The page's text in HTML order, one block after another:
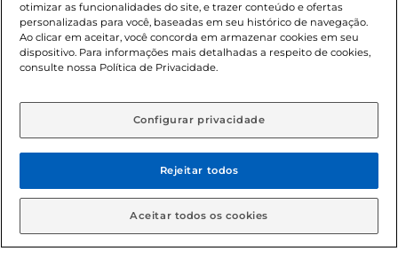
sofrer alterações sem prévia notificação. Proibida a venda
de bebidas alcoólicas para menores de 18 anos, conforme
Lei n.º 8069/90, art. 81, inciso II (Estatuto da Criança e do
Adolescente). Preços e condições exclusivos para o
aviso prévio. O valor mínimo para as compras on-line é de
© 2026 Copyright. Todos os direitos
reservados Gbarbosa.
otimizar as funcionalidades do site, e trazer conteúdo e ofertas
personalizadas para você, baseadas em seu histórico de navegação.
Ao clicar em aceitar, você concorda em armazenar cookies em seu
dispositivo. Para informações mais detalhadas a respeito de cookies,
consulte nossa Política de Privacidade.
Configurar privacidade
Rejeitar todos
Aceitar todos os cookies